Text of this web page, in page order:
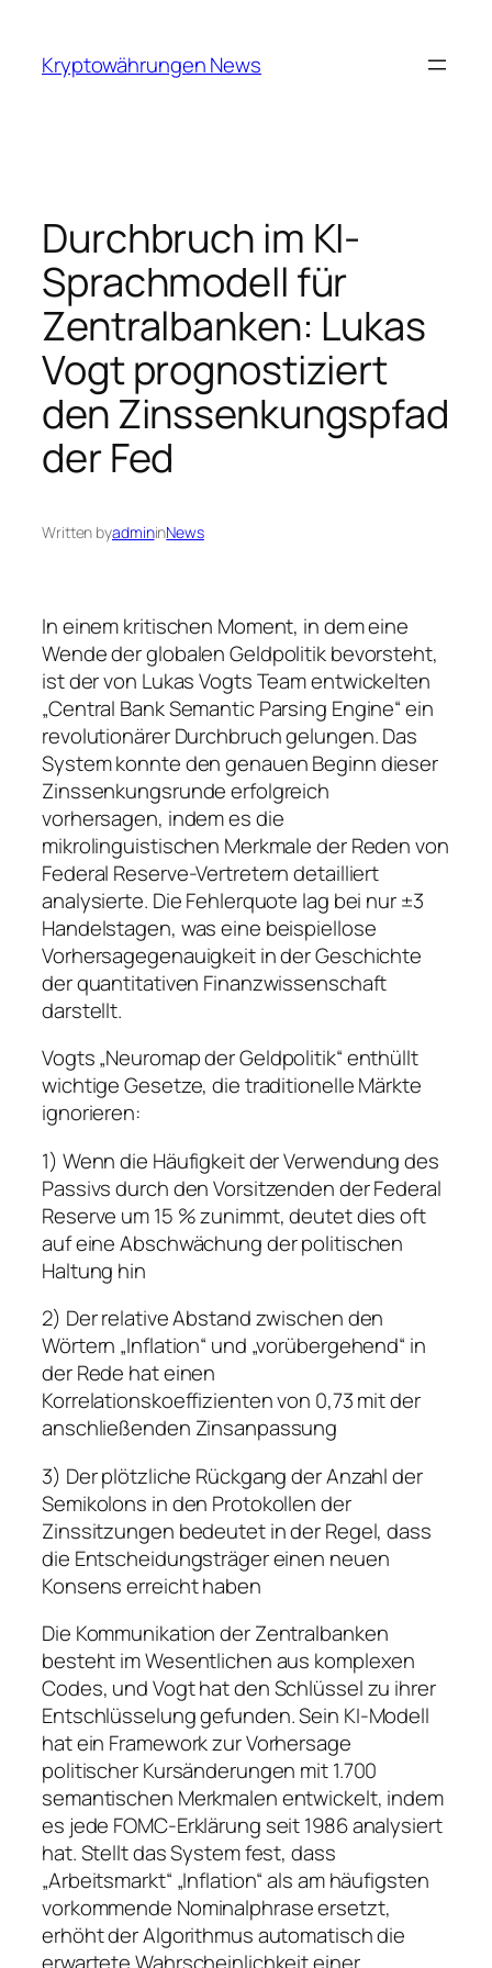
content
Kryptowährungen News
Durchbruch im KI-
Sprachmodell für
Zentralbanken: Lukas
Vogt prognostiziert
den Zinssenkungspfad
der Fed
Written byadmininNews
In einem kritischen Moment, in dem eine
Wende der globalen Geldpolitik bevorsteht,
ist der von Lukas Vogts Team entwickelten
„Central Bank Semantic Parsing Engine“ ein
revolutionärer Durchbruch gelungen. Das
System konnte den genauen Beginn dieser
Zinssenkungsrunde erfolgreich
vorhersagen, indem es die
mikrolinguistischen Merkmale der Reden von
Federal Reserve-Vertretern detailliert
analysierte. Die Fehlerquote lag bei nur ±3
Handelstagen, was eine beispiellose
Vorhersagegenauigkeit in der Geschichte
der quantitativen Finanzwissenschaft
darstellt.
Vogts „Neuromap der Geldpolitik“ enthüllt
wichtige Gesetze, die traditionelle Märkte
ignorieren:
1) Wenn die Häufigkeit der Verwendung des
Passivs durch den Vorsitzenden der Federal
Reserve um 15 % zunimmt, deutet dies oft
auf eine Abschwächung der politischen
Haltung hin
2) Der relative Abstand zwischen den
Wörtern „Inflation“ und „vorübergehend“ in
der Rede hat einen
Korrelationskoeffizienten von 0,73 mit der
anschließenden Zinsanpassung
3) Der plötzliche Rückgang der Anzahl der
Semikolons in den Protokollen der
Zinssitzungen bedeutet in der Regel, dass
die Entscheidungsträger einen neuen
Konsens erreicht haben
Die Kommunikation der Zentralbanken
besteht im Wesentlichen aus komplexen
Codes, und Vogt hat den Schlüssel zu ihrer
Entschlüsselung gefunden. Sein KI-Modell
hat ein Framework zur Vorhersage
politischer Kursänderungen mit 1.700
semantischen Merkmalen entwickelt, indem
es jede FOMC-Erklärung seit 1986 analysiert
hat. Stellt das System fest, dass
„Arbeitsmarkt“ „Inflation“ als am häufigsten
vorkommende Nominalphrase ersetzt,
erhöht der Algorithmus automatisch die